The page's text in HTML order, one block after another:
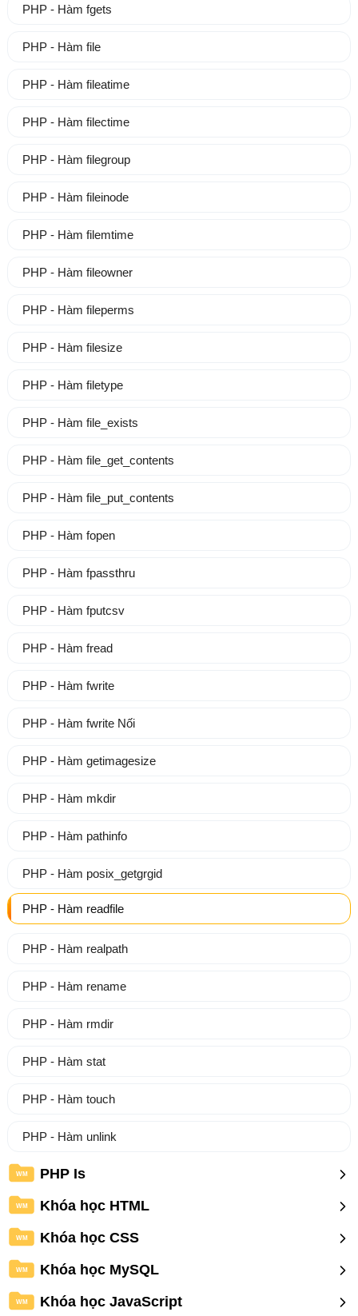
PHP - Hàm fgets
PHP - Hàm file
PHP - Hàm fileatime
PHP - Hàm filectime
PHP - Hàm filegroup
PHP - Hàm fileinode
PHP - Hàm filemtime
PHP - Hàm fileowner
PHP - Hàm fileperms
PHP - Hàm filesize
PHP - Hàm filetype
PHP - Hàm file_exists
PHP - Hàm file_get_contents
PHP - Hàm file_put_contents
PHP - Hàm fopen
PHP - Hàm fpassthru
PHP - Hàm fputcsv
PHP - Hàm fread
PHP - Hàm fwrite
PHP - Hàm fwrite Nối
PHP - Hàm getimagesize
PHP - Hàm mkdir
PHP - Hàm pathinfo
PHP - Hàm posix_getgrgid
PHP - Hàm readfile
PHP - Hàm realpath
PHP - Hàm rename
PHP - Hàm rmdir
PHP - Hàm stat
PHP - Hàm touch
PHP - Hàm unlink
WM PHP Is
WM Khóa học HTML
WM Khóa học CSS
WM Khóa học MySQL
WM Khóa học JavaScript